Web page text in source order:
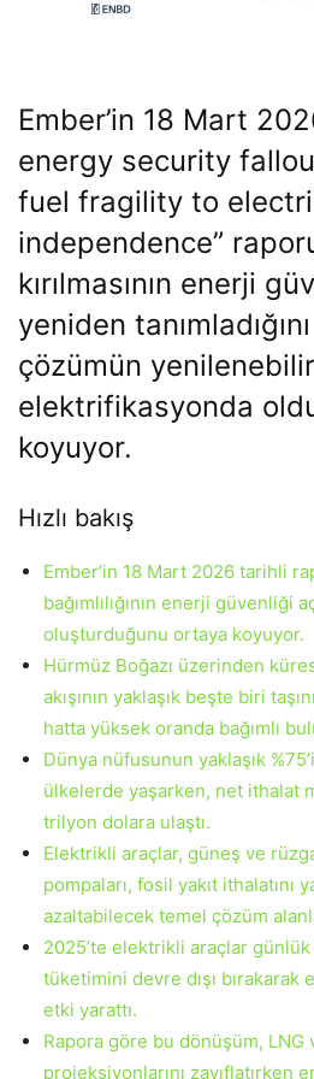
Ember’in 18 Mart
energy security
fuel fragility to
independence”
kırılmasının enerji
yeniden
çözümün
elektrifikasyonda
koyuyor.
Hızlı bakış
Ember’in 18 Mart 2026 tarihli
bağımlılığının enerji güvenliği
oluşturduğunu ortaya koyuyor.
Hürmüz Boğazı üzerinden
akışının yaklaşık beşte biri
hatta yüksek oranda bağımlı
Dünya nüfusunun yaklaşık
ülkelerde yaşarken, net ithalat
trilyon dolara ulaştı.
Elektrikli araçlar, güneş ve
pompaları, fosil yakıt ithalatını
azaltabilecek temel çözüm
2025’te elektrikli araçlar
tüketimini devre dışı
etki yarattı.
Rapora göre bu dönüşüm,
projeksiyonlarını zayıflatırken